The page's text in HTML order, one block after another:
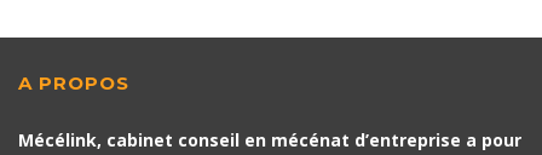
A PROPOS
Mécélink, cabinet conseil en mécénat d’entreprise a pour